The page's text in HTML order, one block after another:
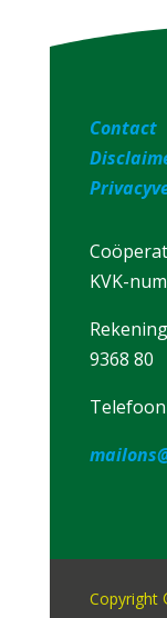
Contact
KVK-
9368 80
Copyright